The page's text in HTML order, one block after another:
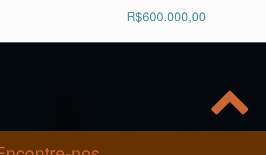
Esses 2 lotes , localizam-se no centro da cidade,
excelente ponto comercial e ou para
Disponível paraComprar